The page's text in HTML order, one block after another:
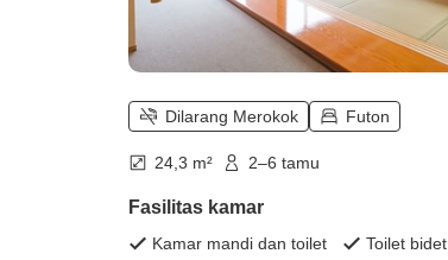
Dilarang Merokok Futon
24,3 m² 2–6 tamu
Fasilitas kamar
Kamar mandi dan toilet
Toilet bidet